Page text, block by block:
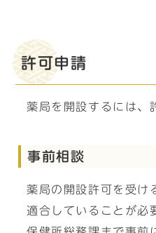
許可申請
薬局を開設するには、
事前相談
薬局の開設許可を受け
適合していることが必